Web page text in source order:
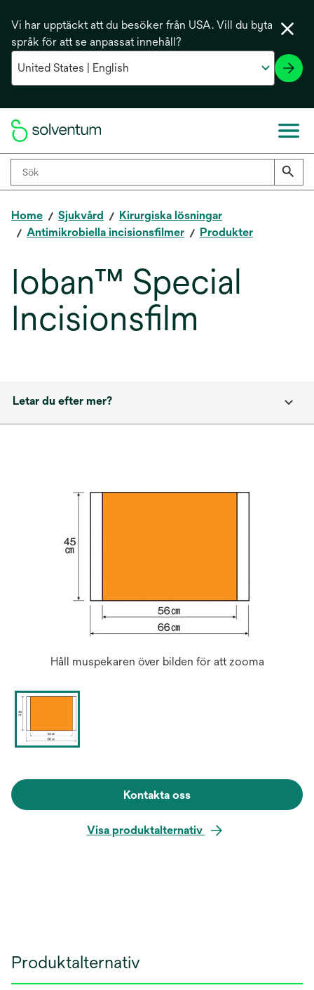
Vi har upptäckt att du besöker från USA. Vill du byta
språk för att se anpassat innehåll?
Home Sjukvård
Kirurgiska lösningar
Antimikrobiella incisionsfilmer
Produkter
Ioban™ Special
Incisionsfilm
Letar du efter mer?
Håll muspekaren över bilden för att zooma
Kontakta oss
Visa produktalternativ
Produktalternativ